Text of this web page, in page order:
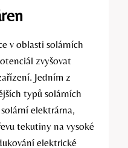
v oblasti solárních
zvyšovat
Jedním z
typů solárních
elektrárna,
tekutiny na vysoké
elektrické